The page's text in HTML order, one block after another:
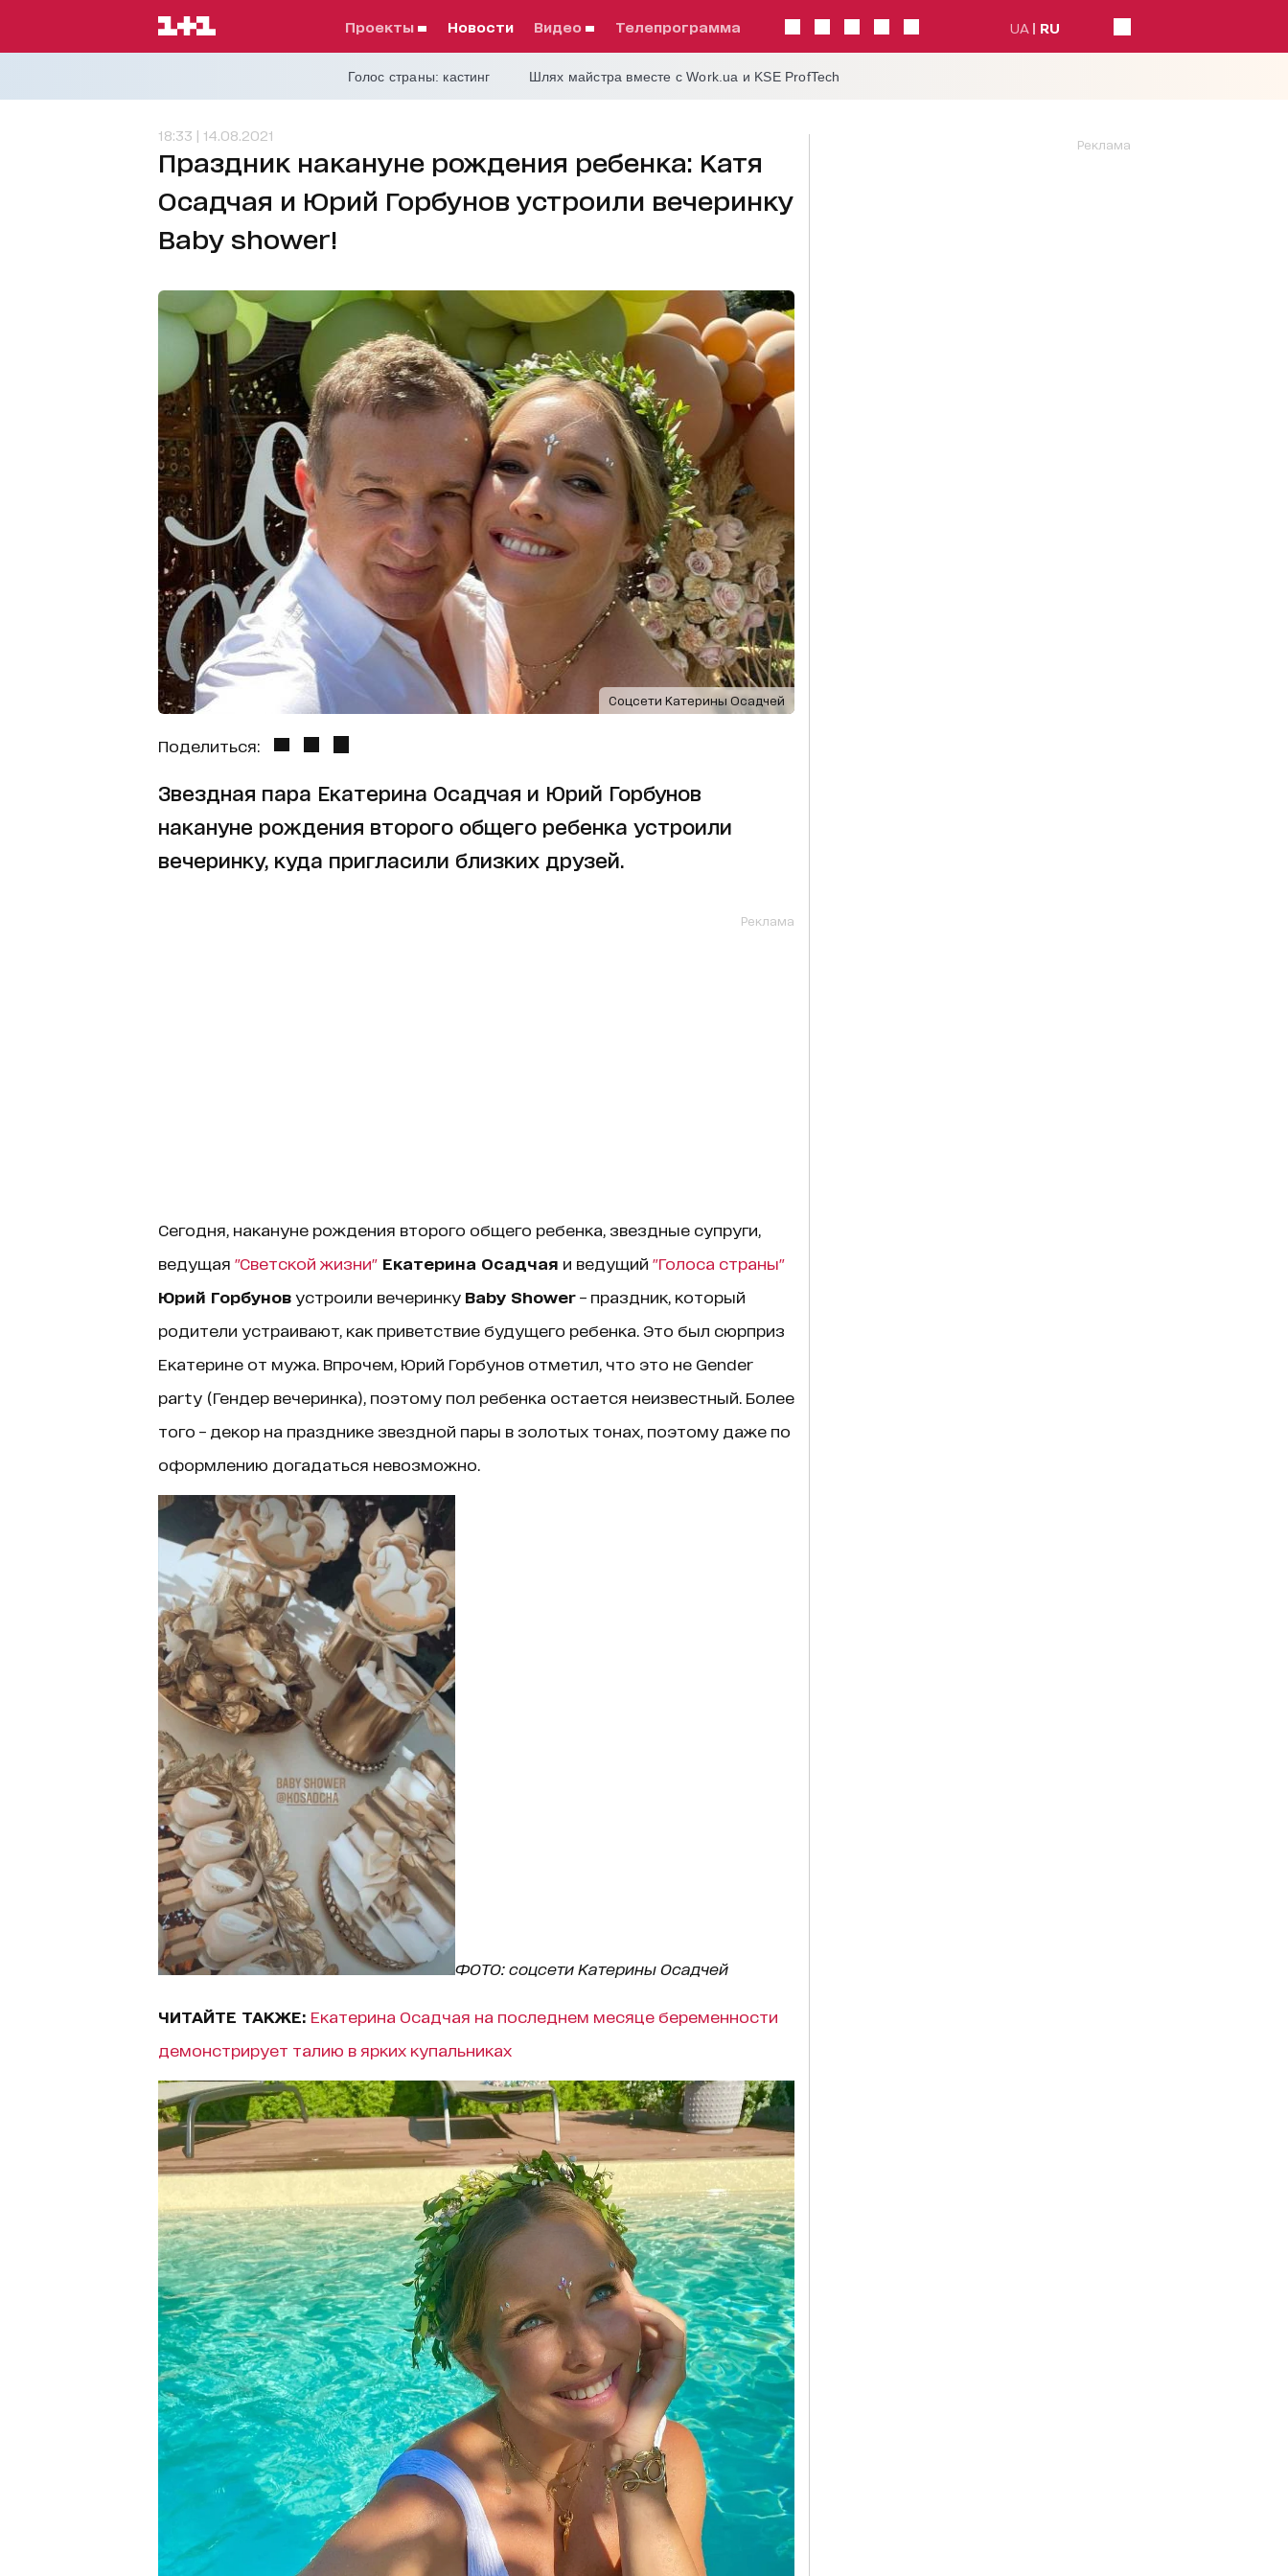
проекты Новости видео телепрограмма UA RU
Голос страны: кастинг Шлях майстра вместе с Work.ua и KSE ProfTech
18:33 | 14.08.2021
Праздник накануне рождения ребенка: Катя
Осадчая и Юрий Горбунов устроили вечеринку
Baby shower!
Соцсети Катерины Осадчей
Поделиться:
Звездная пара Екатерина Осадчая и Юрий Горбунов
накануне рождения второго общего ребенка устроили
вечеринку, куда пригласили близких друзей.
Реклама
Сегодня, накануне рождения второго общего ребенка, звездные супруги,
ведущая "Светской жизни"Екатерина Осадчая и ведущий "Голоса страны"
Юрий Горбуновустроили вечеринку Baby Shower– праздник, который
родители устраивают, как приветствие будущего ребенка. Это был сюрприз
Екатерине от мужа. Впрочем, Юрий Горбунов отметил, что это не Gender
party (Гендер вечеринка), поэтому пол ребенка остается неизвестный. Более
того – декор на празднике звездной пары в золотых тонах, поэтому даже по
оформлению догадаться невозможно.
ФОТО: соцсети Катерины Осадчей
ЧИТАЙТЕ ТАКЖЕ: Екатерина Осадчая на последнем месяце беременности
демонстрирует талию в ярких купальниках
Реклама